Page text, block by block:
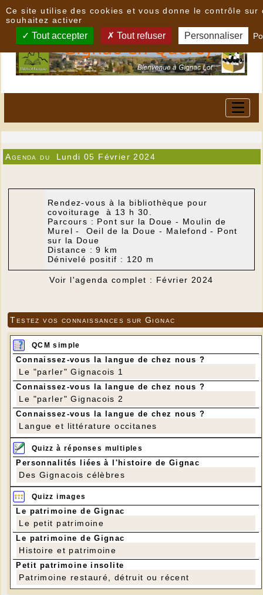
Agenda du Lundi 05 Février 2024
Rendez-vous à la bibliothèque pour
covoiturage à 13 h 30.
Parcours : Pont sur la Doue - Moulin de
Murel - Oeil de la Doue - Malefond - Pont
sur la Doue
Distance : 9 km
Dénivelé positif : 120 m
Voir l'agenda complet : Février 2024
Testez vos connaissances sur Gignac
QCM simple
Connaissez-vous la langue de chez nous ?
Le "parler" Gignacois 1
Connaissez-vous la langue de chez nous ?
Le "parler" Gignacois 2
Connaissez-vous la langue de chez nous ?
Langue et littérature occitanes
Quizz à réponses multiples
Personnalités liées à l'histoire de Gignac
Des Gignacois célèbres
Quizz images
Le patrimoine de Gignac
Le petit patrimoine
Le patrimoine de Gignac
Histoire et patrimoine
Petit patrimoine insolite
Patrimoine restauré, détruit ou récent
Ce site utilise des cookies et vous donne le contrôle sur
souhaitez activer
Tout accepter Tout refuser Personnaliser